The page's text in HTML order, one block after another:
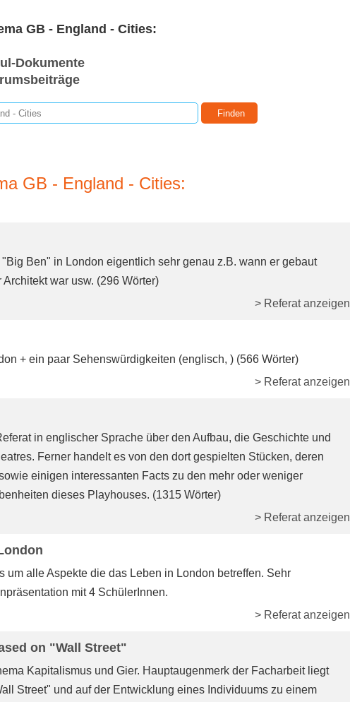
GB - England - Cities:
Dokumente
GB - England - Cities:
Ben" in London eigentlich sehr genau z.B. wann er gebaut
war usw. (296 Wörter)
> Referat anzeigen
+ ein paar Sehenswürdigkeiten (englisch, ) (566 Wörter)
> Referat anzeigen
in englischer Sprache über den Aufbau, die Geschichte und
Ferner handelt es von den dort gespielten Stücken, deren
einigen interessanten Facts zu den mehr oder weniger
dieses Playhouses. (1315 Wörter)
> Referat anzeigen
um alle Aspekte die das Leben in London betreffen. Sehr
mit 4 SchülerInnen.
> Referat anzeigen
on "Wall Street"
Kapitalismus und Gier. Hauptaugenmerk der Facharbeit liegt
Street" und auf der Entwicklung eines Individuums zu einem